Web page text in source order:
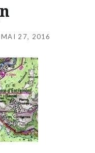
MAI 27, 2016